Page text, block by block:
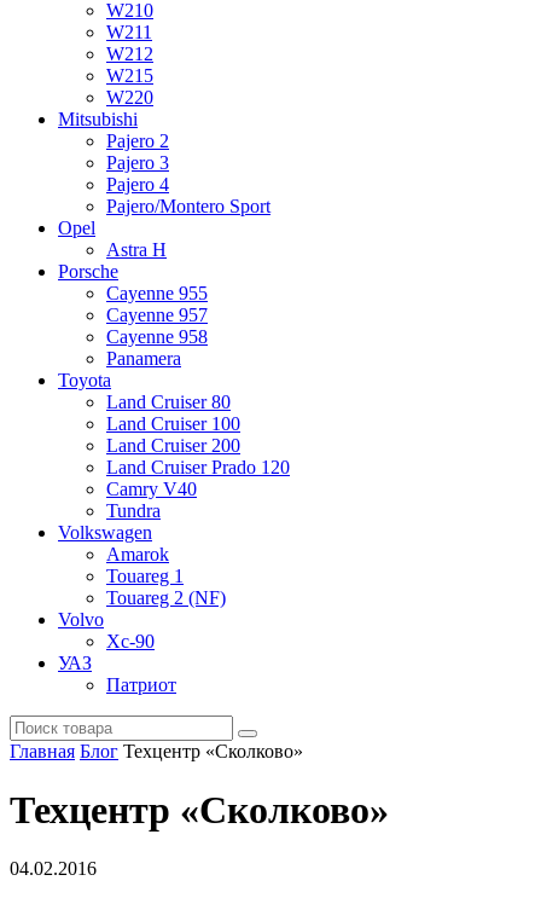
W210
W211
W212
W215
W220
Mitsubishi
Pajero 2
Pajero 3
Pajero 4
Pajero/Montero Sport
Opel
Astra H
Porsche
Cayenne 955
Cayenne 957
Cayenne 958
Panamera
Toyota
Land Cruiser 80
Land Cruiser 100
Land Cruiser 200
Land Cruiser Prado 120
Camry V40
Tundra
Volkswagen
Amarok
Touareg 1
Touareg 2 (NF)
Volvo
Xc-90
УАЗ
Патриот
Главная Блог Техцентр «Сколково»
Техцентр «Сколково»
04.02.2016